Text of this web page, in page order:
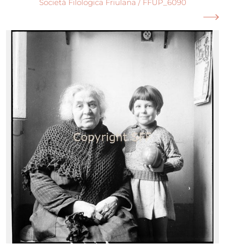
Società Filologica Friulana / FFUP_6090